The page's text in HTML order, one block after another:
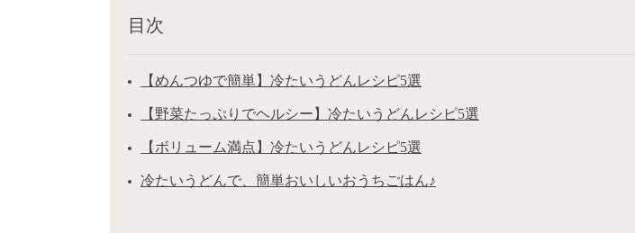
目次
【めんつゆで簡単】冷たいうどんレシピ5選
【野菜たっぷりでヘルシー】冷たいうどんレシピ5選
【ボリューム満点】冷たいうどんレシピ5選
冷たいうどんで、簡単おいしいおうちごはん♪